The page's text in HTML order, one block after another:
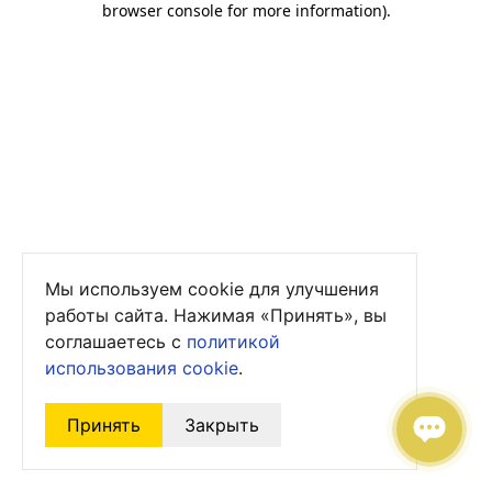
browser console for more information).
Мы используем cookie для улучшения
работы сайта. Нажимая «Принять», вы
соглашаетесь с политикой
использования cookie.
Принять Закрыть